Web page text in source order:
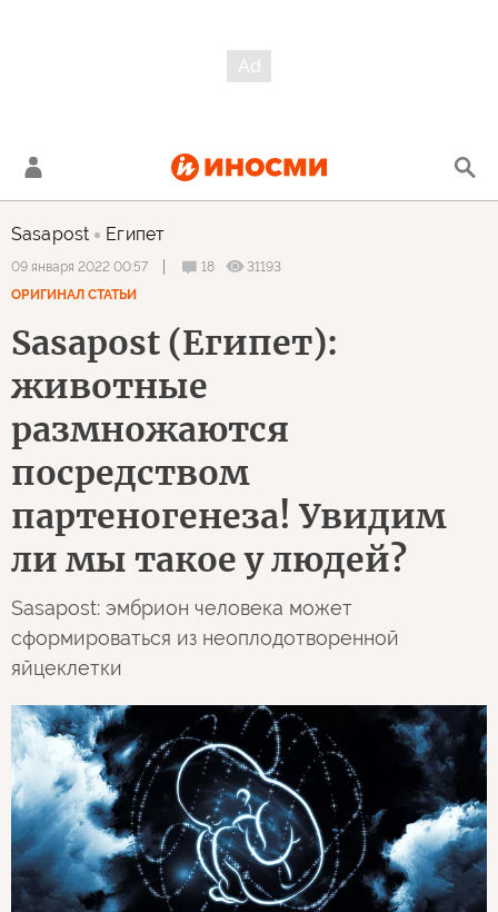
Sasapost Египет
09 января 2022 00:57 18
31193
ОРИГИНАЛ СТАТЬИ
Sasapost (Египет):
животные
размножаются
посредством
партеногенеза! Увидим
ли мы такое у людей?
Sasapost: эмбрион человека может
сформироваться из неоплодотворенной
яйцеклетки